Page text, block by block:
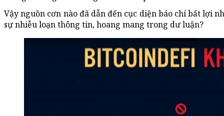
Vậy nguồn cơn nào đã dẫn đến cục diện báo chí bất lợi
sự nhiễu loạn thông tin, hoang mang trong dư luận?